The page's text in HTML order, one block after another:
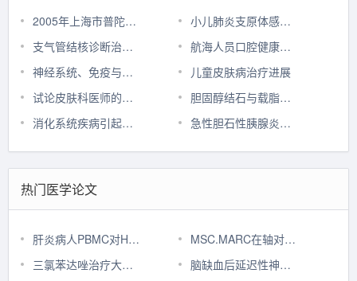
2005年上海市普陀区医疗保健机构医源性感染情况分析
小儿肺炎支原体感染的肺外表现
支气管结核诊断治疗近况
航海人员口腔健康现状及其改善对策
神经系统、免疫与皮肤的关系
儿童皮肤病治疗进展
试论皮肤科医师的医学审美观
胆固醇结石与载脂蛋白B基因多态性的关系
消化系统疾病引起的胸腔积液
急性胆石性胰腺炎复发的预防方法
热门医学论文
肝炎病人PBMC对HCV合成肽增殖反应与干扰素疗效的关系
MSC.MARC在轴对称颅内载瘤动脉血管
三氯苯达唑治疗大鼠斯氏狸殖吸虫感染实验观察
脑缺血后延迟性神经元死亡与海马羟自由基产生之间缺乏必然联系